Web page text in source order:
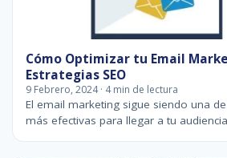
Cómo Optimizar tu Email
Estrategias SEO
9 Febrero, 2024 · 4 min de lectura
El email marketing sigue siendo una
más efectivas para llegar a tu